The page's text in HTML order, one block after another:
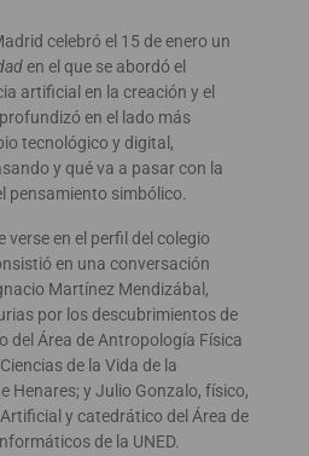
celebró el 15 de enero un
en el que se abordó el
artificial en la creación y el
en el lado más
tecnológico y digital,
y qué va a pasar con la
pensamiento simbólico.
verse en el perfil del colegio
en una conversación
Martínez Mendizábal,
por los descubrimientos de
del Área de Antropología Física
de la Vida de la
Henares; y Julio Gonzalo, físico,
y catedrático del Área de
de la UNED.